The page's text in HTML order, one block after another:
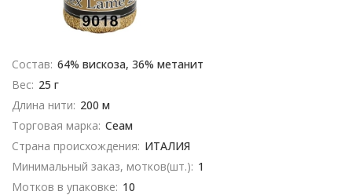
Состав: 64% вискоза, 36% метанит
Вес: 25 г
Длина нити: 200 м
Торговая марка: Сеам
Страна происхождения: ИТАЛИЯ
Минимальный заказ, мотков(шт.): 1
Мотков в упаковке: 10